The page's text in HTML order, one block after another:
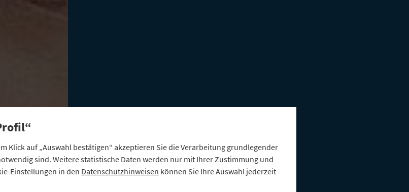
Klick auf „Auswahl bestätigen“ akzeptieren Sie die Verarbeitung grundlegender
sind. Weitere statistische Daten werden nur mit Ihrer Zustimmung und
Einstellungen in den Datenschutzhinweisen können Sie Ihre Auswahl jederzeit